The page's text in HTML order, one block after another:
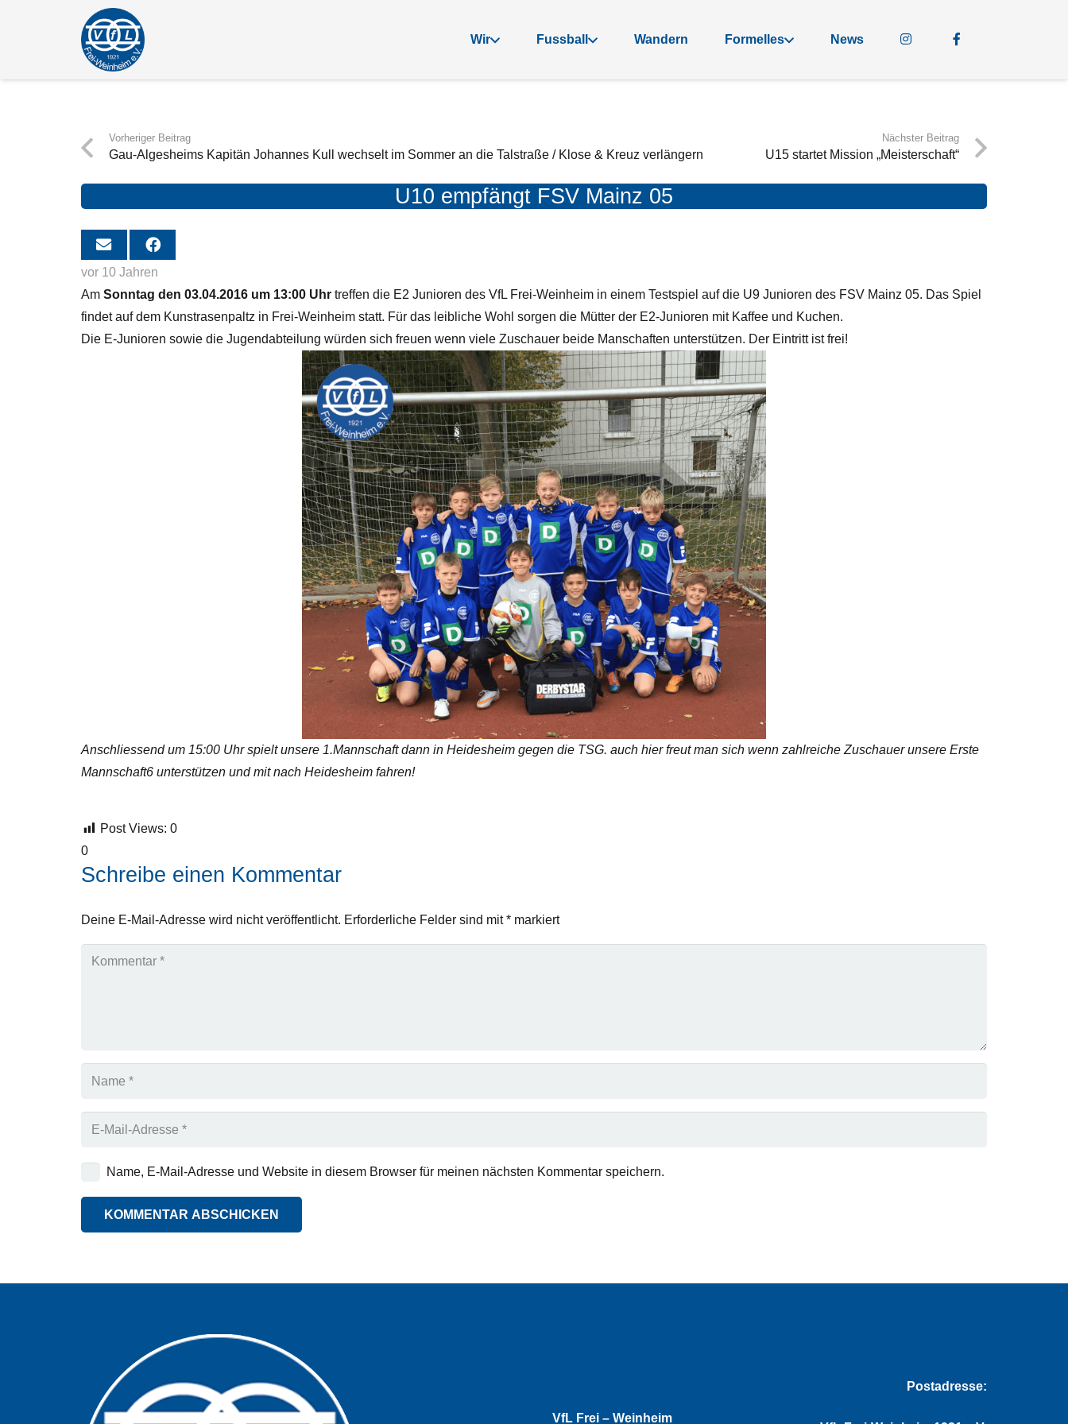
Wir Fussball Wandern Formelles News
Vorheriger Beitrag
Gau-Algesheims Kapitän Johannes Kull wechselt im Sommer an die Talstraße / Klose & Kreuz verlängern
Nächster Beitrag
U15 startet Mission „Meisterschaft“
U10 empfängt FSV Mainz 05
vor 10 Jahren
Am Sonntag den 03.04.2016 um 13:00 Uhr treffen die E2 Junioren des VfL Frei-Weinheim in einem Testspiel auf die U9 Junioren des FSV Mainz 05. Das Spiel
findet auf dem Kunstrasenpaltz in Frei-Weinheim statt. Für das leibliche Wohl sorgen die Mütter der E2-Junioren mit Kaffee und Kuchen.
Die E-Junioren sowie die Jugendabteilung würden sich freuen wenn viele Zuschauer beide Manschaften unterstützen. Der Eintritt ist frei!
Anschliessend um 15:00 Uhr spielt unsere 1.Mannschaft dann in Heidesheim gegen die TSG. auch hier freut man sich wenn zahlreiche Zuschauer unsere Erste
Mannschaft6 unterstützen und mit nach Heidesheim fahren!
Post Views: 0
0
Schreibe einen Kommentar
Deine E-Mail-Adresse wird nicht veröffentlicht. Erforderliche Felder sind mit* markiert
Name, E-Mail-Adresse und Website in diesem Browser für meinen nächsten Kommentar speichern.
KOMMENTAR ABSCHICKEN
VfL Frei – Weinheim
Postadresse: